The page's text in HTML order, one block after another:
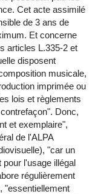
Cet acte assimilé
de 3 ans de
Et concerne
articles L.335-2 et
disposent
musicale,
imprimée ou
lois et règlements
Donc,
et exemplaire",
de l'ALPA
"car un
l'usage illégal
régulièrement
"essentiellement